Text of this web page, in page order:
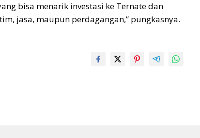
bisa menarik investasi ke Ternate dan
jasa, maupun perdagangan,” pungkasnya.